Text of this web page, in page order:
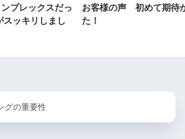
ンプレックスだっ
スッキリしまし
お客様の声 初めて期待
た！
グの重要性